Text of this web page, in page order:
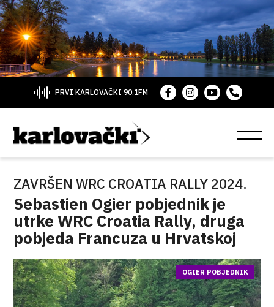
PRVI KARLOVAČKI 90.1FM
ZAVRŠEN WRC CROATIA RALLY 2024.
Sebastien Ogier pobjednik je
utrke WRC Croatia Rally, druga
pobjeda Francuza u Hrvatskoj
OGIER POBJEDNIK